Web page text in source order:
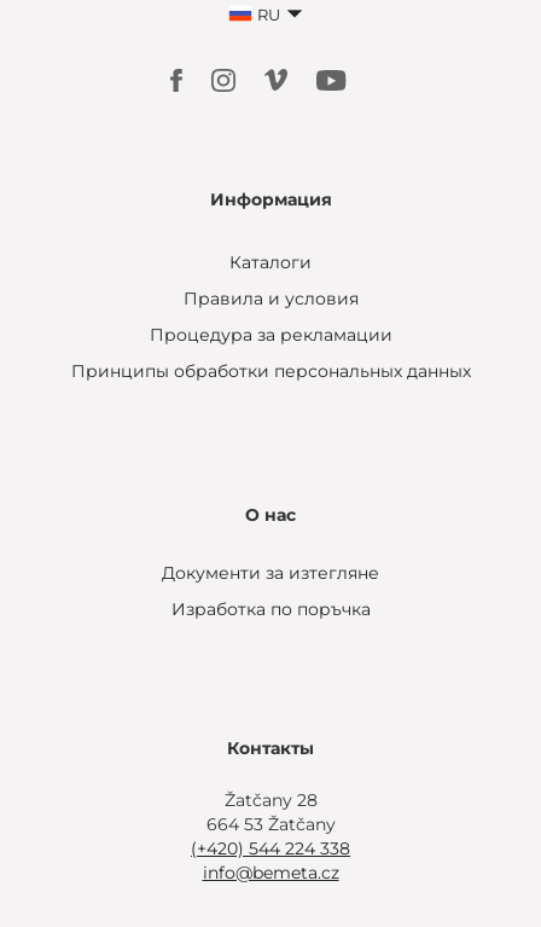
RU
Информация
Каталоги
Правила и условия
Процедура за рекламации
Принципы обработки персональных данных
О нас
Документи за изтегляне
Изработка по поръчка
Контакты
Žatčany 28
664 53 Žatčany
(+420) 544 224 338
info@bemeta.cz